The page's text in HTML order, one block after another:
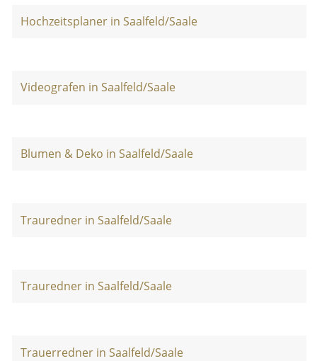
Hochzeitsplaner in Saalfeld/Saale
Videografen in Saalfeld/Saale
Blumen & Deko in Saalfeld/Saale
Trauredner in Saalfeld/Saale
Trauredner in Saalfeld/Saale
Trauerredner in Saalfeld/Saale